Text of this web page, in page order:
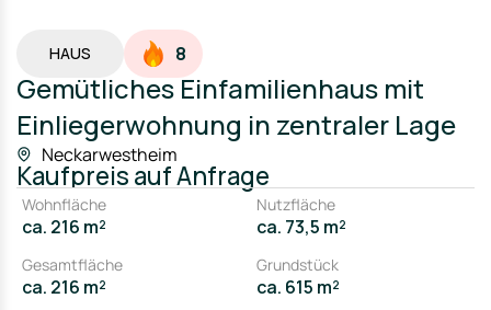
HAUS 8
Gemütliches Einfamilienhaus mit
Einliegerwohnung in zentraler Lage
Neckarwestheim
Kaufpreisauf Anfrage
Wohnfläche
ca. 216 m²
Nutzfläche
ca. 73,5 m²
Gesamtfläche
ca. 216 m²
Grundstück
ca. 615 m²